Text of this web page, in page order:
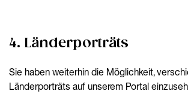
4. Länderporträts
Sie haben weiterhin die Möglichkeit,
Länderporträts auf unserem Portal